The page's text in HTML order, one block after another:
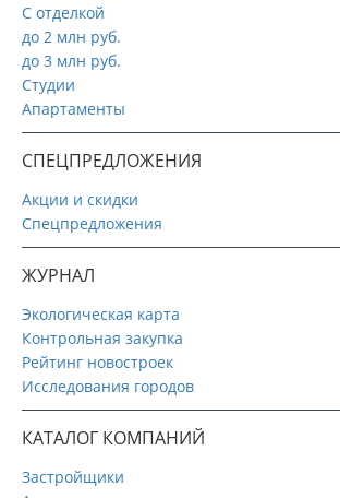
С отделкой
до 2 млн руб.
до 3 млн руб.
Студии
Апартаменты
СПЕЦПРЕДЛОЖЕНИЯ
Акции и скидки
Спецпредложения
ЖУРНАЛ
Экологическая карта
Контрольная закупка
Рейтинг новостроек
Исследования городов
КАТАЛОГ КОМПАНИЙ
Застройщики